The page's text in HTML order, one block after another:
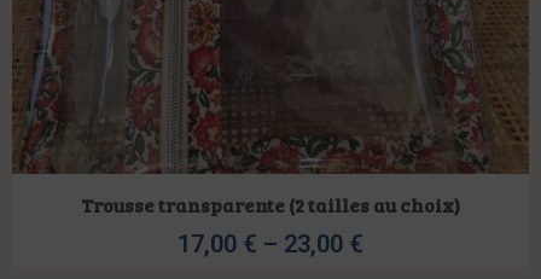
Trousse transparente (2 tailles au choix)
17,00 € – 23,00 €